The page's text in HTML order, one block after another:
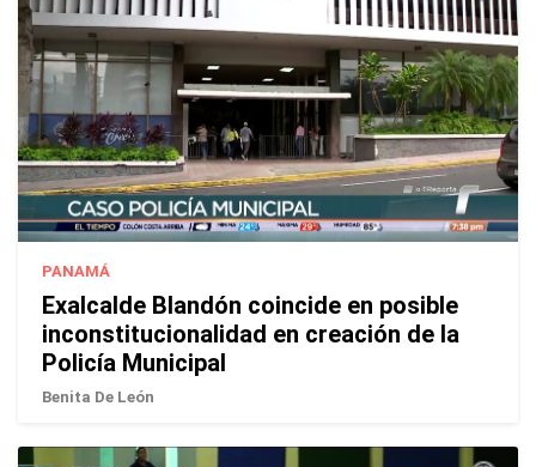
PANAMÁ
Exalcalde Blandón coincide en posible
inconstitucionalidad en creación de la
Policía Municipal
Benita De León